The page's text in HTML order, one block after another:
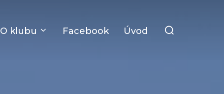
O klubu Facebook Úvod
for: